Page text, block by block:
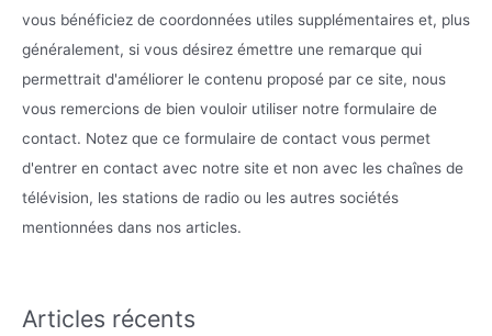
vous bénéficiez de coordonnées utiles supplémentaires et, plus
généralement, si vous désirez émettre une remarque qui
permettrait d'améliorer le contenu proposé par ce site, nous
vous remercions de bien vouloir utiliser notre formulaire de
contact. Notez que ce formulaire de contact vous permet
d'entrer en contact avec notre site et non avec les chaînes de
télévision, les stations de radio ou les autres sociétés
mentionnées dans nos articles.
Articles récents